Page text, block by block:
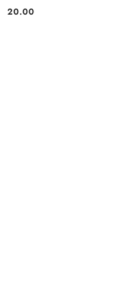
Cena:
20.00